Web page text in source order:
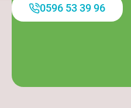
0596 53 39 96